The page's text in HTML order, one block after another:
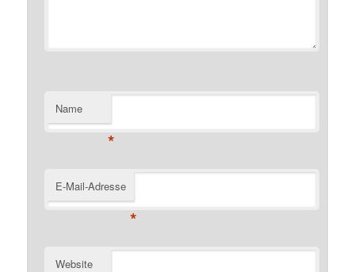
Name
*
E-Mail-Adresse
*
Website